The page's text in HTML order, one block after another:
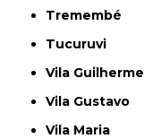
Tremembé
Tucuruvi
Vila Guilherme
Vila Gustavo
Vila Maria